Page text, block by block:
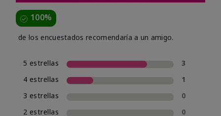
100%
de los encuestados recomendaría a un amigo.
5 estrellas
3
4 estrellas
1
3 estrellas
0
2 estrellas
0